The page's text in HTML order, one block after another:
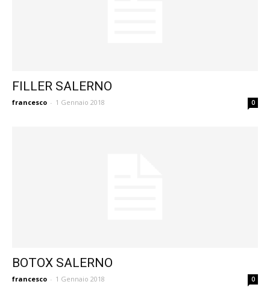
FILLER SALERNO
francesco - 1 Gennaio 2018 0
BOTOX SALERNO
francesco - 1 Gennaio 2018 0